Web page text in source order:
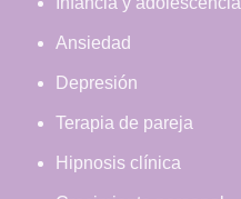
Ansiedad
Depresión
Terapia de pareja
Hipnosis clínica